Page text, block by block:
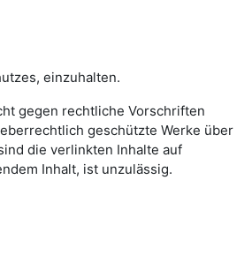
einzuhalten.
gegen rechtliche Vorschriften
geschützte Werke über
die verlinkten Inhalte auf
Inhalt, ist unzulässig.